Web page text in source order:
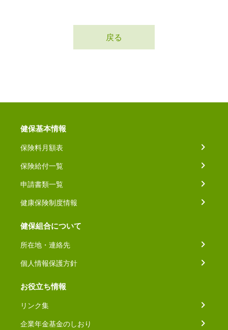
戻る
健保基本情報
保険料月額表
保険給付一覧
申請書類一覧
健康保険制度情報
健保組合について
所在地・連絡先
個人情報保護方針
お役立ち情報
リンク集
企業年金基金のしおり